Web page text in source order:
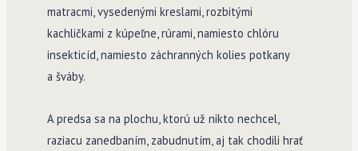
matracmi, vysedenými kreslami, rozbitými
kachličkami z kúpeľne, rúrami, namiesto chlóru
insekticíd, namiesto záchranných kolies potkany
a šváby.
A predsa sa na plochu, ktorú už nikto nechcel,
raziacu zanedbaním, zabudnutím, aj tak chodili hrať